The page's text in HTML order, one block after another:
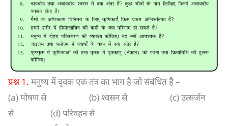
प्रश्न 1. मनुष्य में वृक्क एक तंत्र का भाग है जो संबंधित है –
(a) पोषण से (b) श्वसन से (c) उत्सर्जन
से (d) परिवहन से